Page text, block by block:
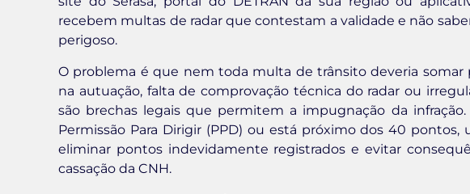
recebem multas de radar que contestam a validade e não
perigoso.
O problema é que nem toda multa de trânsito deveria somar
na autuação, falta de comprovação técnica do radar ou
são brechas legais que permitem a impugnação da
Permissão Para Dirigir (PPD) ou está próximo dos 40
eliminar pontos indevidamente registrados e evitar
cassação da CNH.